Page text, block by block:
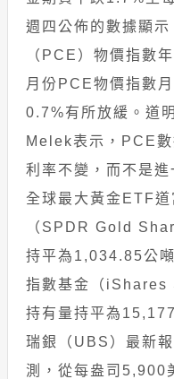
週四公佈的數據顯
（PCE）物價指數
月份PCE物價指數
0.7%有所放緩。道
Melek表示，PCE
利率不變，而不是進
全球最大黃金ETF
（SPDR Gold
持平為1,034.85公
指數基金（
持有量持平為
瑞銀（UBS）最新
測，從每盎司5,900